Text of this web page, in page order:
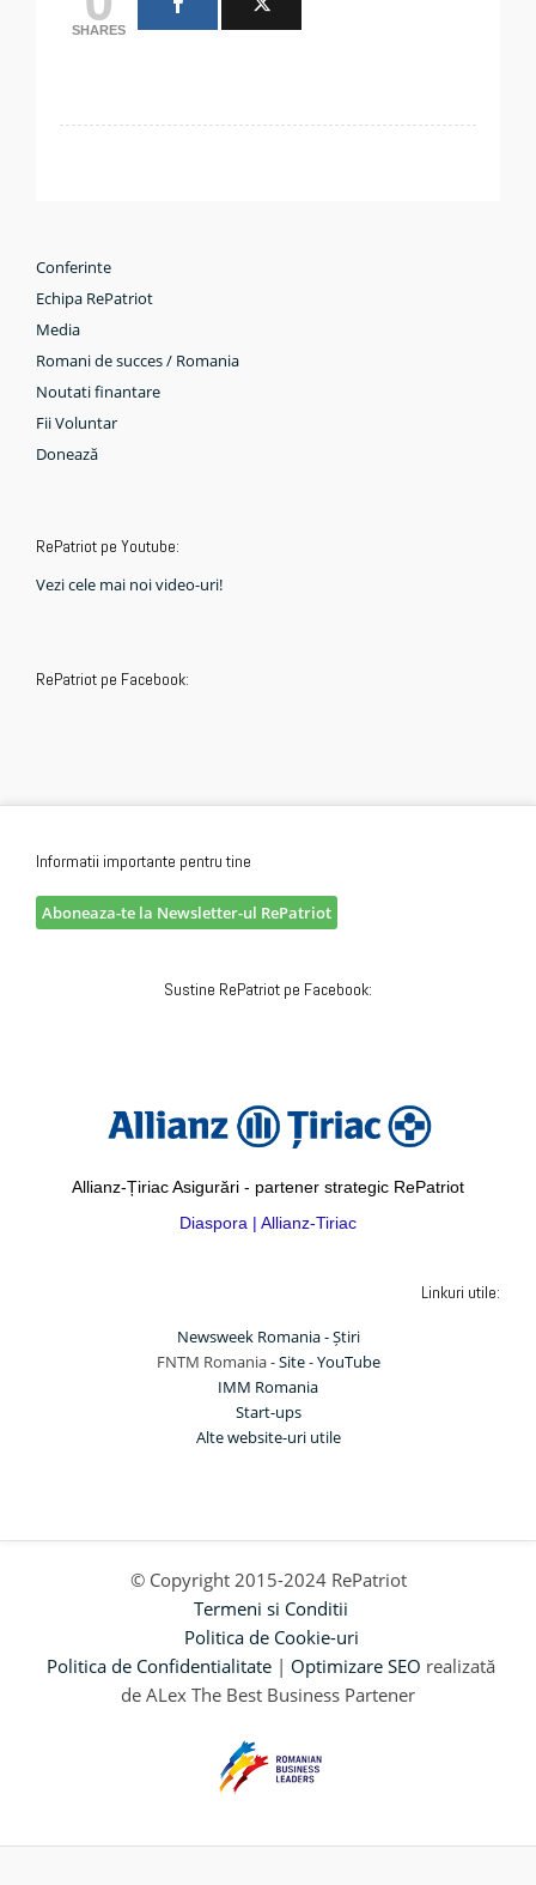
SHARES
Conferinte
Echipa RePatriot
Media
Romani de succes / Romania
Noutati finantare
Fii Voluntar
Donează
RePatriot pe Youtube:
Vezi cele mai noi video-uri!
RePatriot pe Facebook:
Informatii importante pentru tine
Aboneaza-te la Newsletter-ul RePatriot
Sustine RePatriot pe Facebook:
Allianz-Țiriac Asigurări - partener strategic RePatriot
Diaspora | Allianz-Tiriac
Linkuri utile:
Newsweek Romania - Știri
FNTM Romania -Site-YouTube
IMM Romania
Start-ups
Alte website-uri utile
© Copyright 2015-2024 RePatriot
Termeni si Conditii
Politica de Cookie-uri
Politica de Confidentialitate | Optimizare SEO realizată
de ALex The Best Business Partener